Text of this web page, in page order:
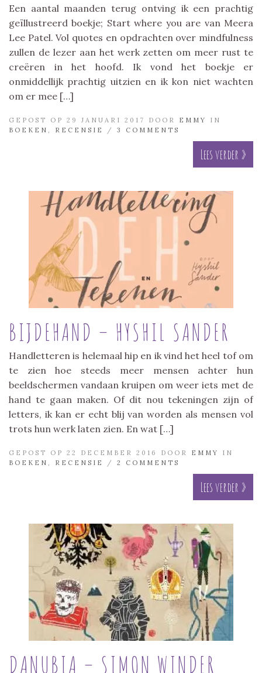
Een aantal maanden terug ontving ik een prachtig
geïllustreerd boekje; Start where you are van Meera
Lee Patel. Vol quotes en opdrachten over mindfulness
zullen de lezer aan het werk zetten om meer rust te
creëren in het hoofd. Ik vond het boekje er
onmiddellijk prachtig uitzien en ik kon niet wachten
om er mee […]
GEPOST OP 29 JANUARI 2017 DOOR EMMY
IN
BOEKEN
RECENSIE / 3 COMMENTS
Lees verder »
BIJDEHAND – HYSHIL SANDER
Handletteren is helemaal hip en ik vind het heel tof om
te zien hoe steeds meer mensen achter hun
beeldschermen vandaan kruipen om weer iets met de
hand te gaan maken. Of dit nou tekeningen zijn of
letters, ik kan er echt blij van worden als mensen vol
trots hun werk laten zien. En wat […]
GEPOST OP 22 DECEMBER 2016 DOOR EMMY
IN
BOEKEN
RECENSIE / 2 COMMENTS
Lees verder »
DANUBIA – SIMON WINDER